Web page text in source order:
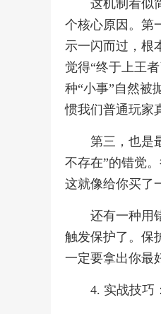
这机制看似
个核心原因。第
示一闪而过，根
觉得“终于上王
种“小事”自然被
惯我们普通玩家
第三，也是
不存在”的错觉
这就像给你买了
还有一种用
触发保护了。保
一定要拿出你最
4. 实战技巧